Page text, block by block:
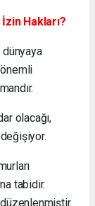
Hakları?
dünyaya
olacağı,
tabidir.